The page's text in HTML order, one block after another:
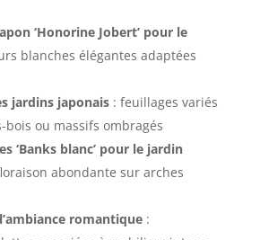
‘Honorine Jobert’ pour le
blanches élégantes adaptées
jardins japonais: feuillages variés
bois ou massifs ombragés
‘Banks blanc’ pour le jardin
abondante sur arches
romantique: